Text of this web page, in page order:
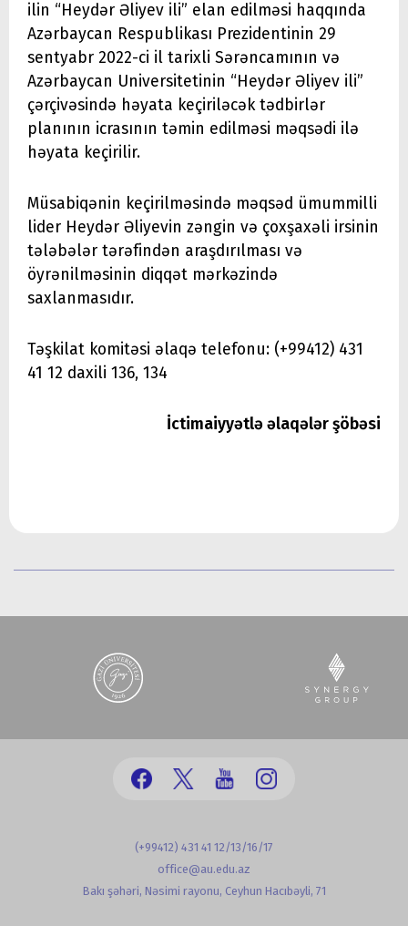
ilin “Heydər Əliyev ili” elan edilməsi haqqında
Azərbaycan Respublikası Prezidentinin 29
sentyabr 2022-ci il tarixli Sərəncamının və
Azərbaycan Universitetinin “Heydər Əliyev ili”
çərçivəsində həyata keçiriləcək tədbirlər
planının icrasının təmin edilməsi məqsədi ilə
həyata keçirilir.
Müsabiqənin keçirilməsində məqsəd ümummilli
lider Heydər Əliyevin zəngin və çoxşaxəli irsinin
tələbələr tərəfindən araşdırılması və
öyrənilməsinin diqqət mərkəzində
saxlanmasıdır.
Təşkilat komitəsi əlaqə telefonu: (+99412) 431
41 12 daxili 136, 134
İctimaiyyətlə əlaqələr şöbəsi
(+99412) 431 41 12/13/16/17
office@au.edu.az
Bakı şəhəri, Nəsimi rayonu, Ceyhun Hacıbəyli, 71